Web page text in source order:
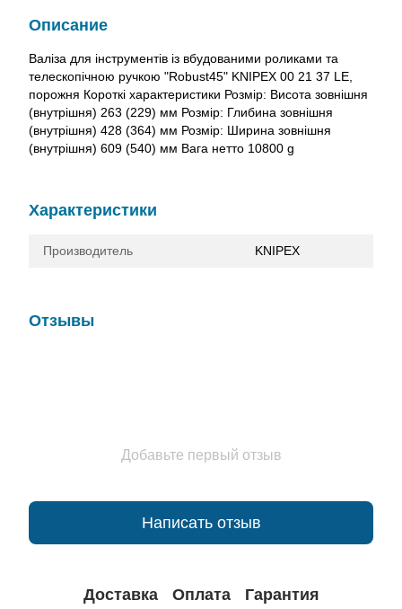
Описание
Валіза для інструментів із вбудованими роликами та
телескопічною ручкою "Robust45" KNIPEX 00 21 37 LE,
порожня Короткі характеристики Розмір: Висота зовнішня
(внутрішня) 263 (229) мм Розмір: Глибина зовнішня
(внутрішня) 428 (364) мм Розмір: Ширина зовнішня
(внутрішня) 609 (540) мм Вага нетто 10800 g
Характеристики
Производитель KNIPEX
Отзывы
Добавьте первый отзыв
Написать отзыв
Доставка Оплата Гарантия